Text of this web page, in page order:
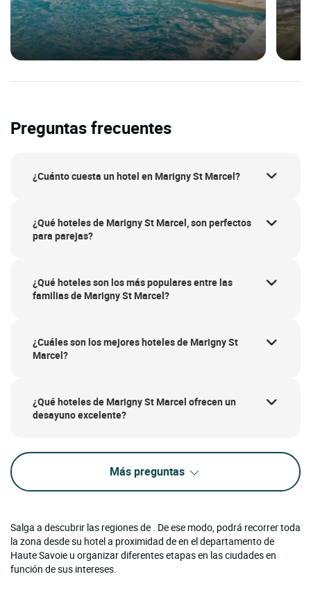
Preguntas frecuentes
¿Cuánto cuesta un hotel en Marigny St Marcel?
¿Qué hoteles de Marigny St Marcel, son perfectos
para parejas?
¿Qué hoteles son los más populares entre las
familias de Marigny St Marcel?
¿Cuáles son los mejores hoteles de Marigny St
Marcel?
¿Qué hoteles de Marigny St Marcel ofrecen un
desayuno excelente?
Más preguntas
Salga a descubrir las regiones de . De ese modo, podrá recorrer toda
la zona desde su hotel a proximidad de en el departamento de
Haute Savoie u organizar diferentes etapas en las ciudades en
función de sus intereses.